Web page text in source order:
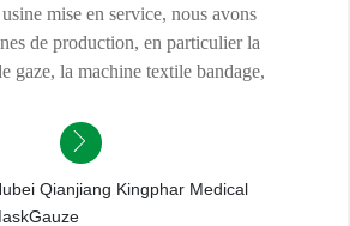
mise en service, nous avons
de production, en particulier la
gaze, la machine textile bandage,